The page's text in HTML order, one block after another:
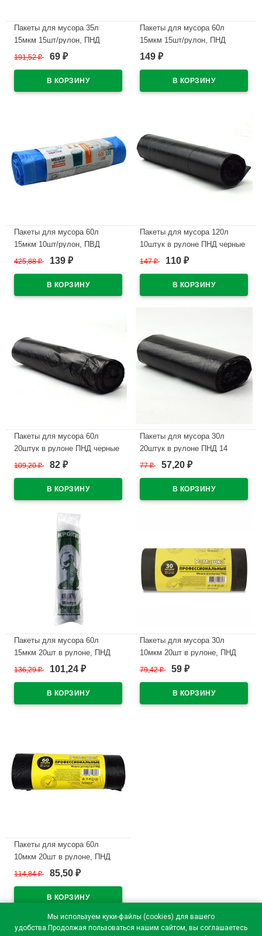
Мы используем куки-файлы (cookies) для вашего
удобства.Продолжая пользоваться нашим сайтом, вы соглашаетесь
Пакеты для мусора 35л
15мкм 15шт/рулон, ПНД
зеленые с завязками "Белая
191,52₽ 69 ₽
Пакеты для мусора 60л
15мкм 15шт/рулон, ПНД
синие "Белая кветка" (Ст.20)
149 ₽
Пакеты для мусора 60л
15мкм 10шт/рулон, ПВД
синие "Белая кветка" (Ст.25)
425,88₽ 139 ₽
Пакеты для мусора 120л
10штук в рулоне ПНД черные
13 микрон б/эт
147₽ 110 ₽
Пакеты для мусора 60л
20штук в рулоне ПНД черные
14 микрон б/эт
109,20₽ 82 ₽
Пакеты для мусора 30л
20штук в рулоне ПНД 14
микрон б/эт
77₽ 57,20 ₽
Пакеты для мусора 60л
15мкм 20шт в рулоне, ПНД
черные Ромашка (Ст.50
136,29₽ 101,24 ₽
Пакеты для мусора 30л
10мкм 20шт в рулоне, ПНД
черные Ромашка
79,42₽ 59 ₽
Пакеты для мусора 60л
10мкм 20шт в рулоне, ПНД
черные Ромашка
114,84₽ 85,50 ₽